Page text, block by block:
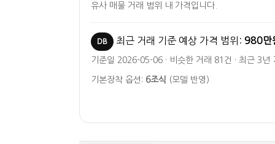
유사 매물 거래 범위 내 가격입니다.
DB 최근 거래 기준 예상 가격 범위: 980만
기준일 2026-05-06 · 비슷한 거래 81건 · 최근 3년
기본장착 옵션: 6조식 (모델 반영)